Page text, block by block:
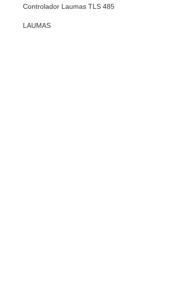
Controlador Laumas TLS 485
LAUMAS